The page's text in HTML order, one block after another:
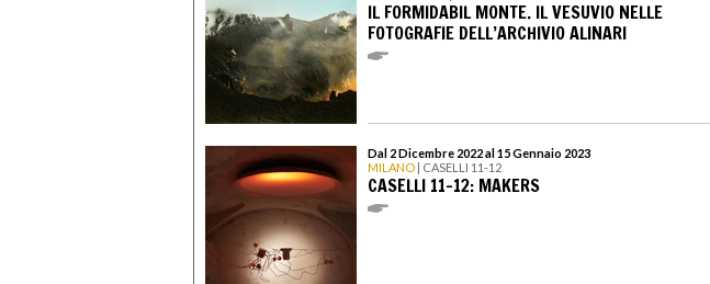
IL FORMIDABIL MONTE. IL VESUVIO NELLE
FOTOGRAFIE DELL’ARCHIVIO ALINARI
Dal 2 Dicembre 2022 al 15 Gennaio 2023
MILANO | CASELLI 11-12
CASELLI 11–12: MAKERS